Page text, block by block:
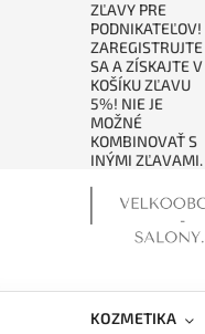
ZĽAVY PRE
PODNIKATEĽOV!
ZAREGISTRUJTE
SA A ZÍSKAJTE V
KOŠÍKU ZĽAVU
5%! NIE JE
MOŽNÉ
KOMBINOVAŤ S
INÝMI ZĽAVAMI.
KOZMETIKA